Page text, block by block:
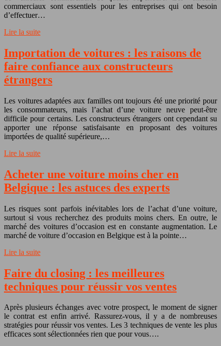
commerciaux sont essentiels pour les entreprises qui ont besoin
d’effectuer…
Lire la suite
Importation de voitures : les raisons de
faire confiance aux constructeurs
étrangers
Les voitures adaptées aux familles ont toujours été une priorité pour
les consommateurs, mais l’achat d’une voiture neuve peut-être
difficile pour certains. Les constructeurs étrangers ont cependant su
apporter une réponse satisfaisante en proposant des voitures
importées de qualité supérieure,…
Lire la suite
Acheter une voiture moins cher en
Belgique : les astuces des experts
Les risques sont parfois inévitables lors de l’achat d’une voiture,
surtout si vous recherchez des produits moins chers. En outre, le
marché des voitures d’occasion est en constante augmentation. Le
marché de voiture d’occasion en Belgique est à la pointe…
Lire la suite
Faire du closing : les meilleures
techniques pour réussir vos ventes
Après plusieurs échanges avec votre prospect, le moment de signer
le contrat est enfin arrivé. Rassurez-vous, il y a de nombreuses
stratégies pour réussir vos ventes. Les 3 techniques de vente les plus
efficaces sont sélectionnées rien que pour vous….